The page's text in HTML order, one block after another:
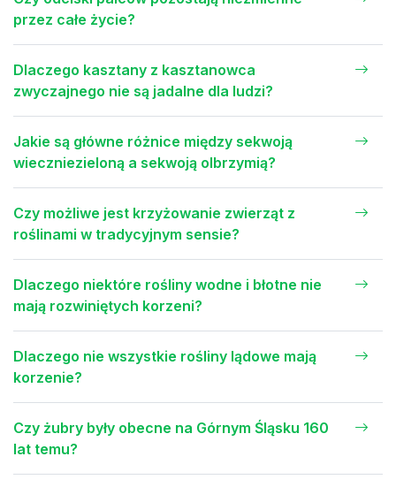
przez całe życie?
Dlaczego kasztany z kasztanowca
zwyczajnego nie są jadalne dla ludzi?
Jakie są główne różnice między sekwoją
wieczniezieloną a sekwoją olbrzymią?
Czy możliwe jest krzyżowanie zwierząt z
roślinami w tradycyjnym sensie?
Dlaczego niektóre rośliny wodne i błotne nie
mają rozwiniętych korzeni?
Dlaczego nie wszystkie rośliny lądowe mają
korzenie?
Czy żubry były obecne na Górnym Śląsku 160
lat temu?